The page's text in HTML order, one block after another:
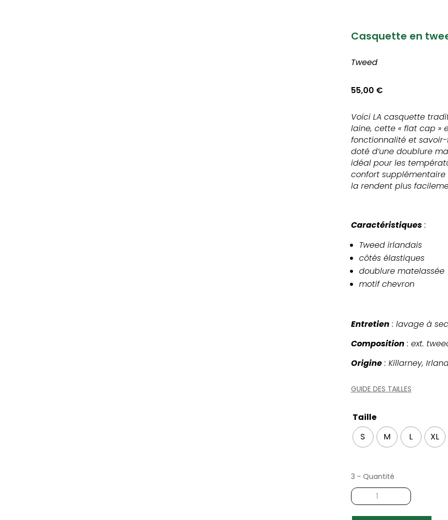
Casquette en
Tweed
55,00 €
Voici LA casquette
laine, cette « flat cap »
fonctionnalité et
doté d’une doublure
idéal pour les
confort
la rendent plus
Caractéristiques:
Tweed irlandais
côtés élastiques
doublure matelassée
motif chevron
Entretien : lavage à sec
Composition : ext.
Origine: Killarney,
GUIDE DES TAILLES
Taille
S
M L XL
3 - Quantité
quantité
de